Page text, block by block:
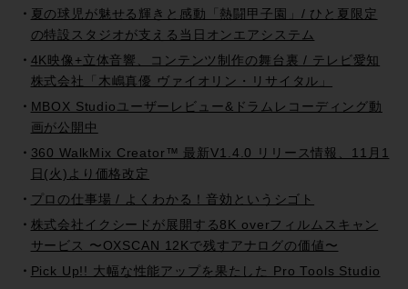
夏の球児が魅せる輝きと感動「熱闘甲子園」/ ひと夏限定
の特設スタジオが支える当日オンエアシステム
4K映像+立体音響、コンテンツ制作の舞台裏 / テレビ愛知
株式会社「木嶋真優 ヴァイオリン・リサイタル」
MBOX Studioユーザーレビュー&ドラムレコーディング動
画が公開中
360 WalkMix Creator™ 最新V1.4.0 リリース情報、11月1
日(火)より価格改定
プロの仕事場 / よくわかる！音効というシゴト
株式会社イクシードが展開する8K overフィルムスキャン
サービス 〜OXSCAN 12Kで残すアナログの価値〜
Pick Up!! 大幅な性能アップを果たした Pro Tools Studio